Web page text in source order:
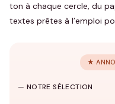
ton à chaque cercle, du
textes prêtes à l’emploi
★
— NOTRE SÉLECTION
Grossesse